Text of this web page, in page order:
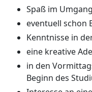
Spaß im
eventuell schon
Kenntnisse in
eine kreative
in den
Beginn des